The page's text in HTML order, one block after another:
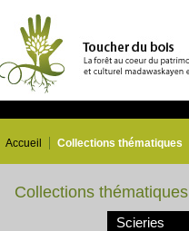
Accueil Collections thématiques
Collections thématiques
Scieries